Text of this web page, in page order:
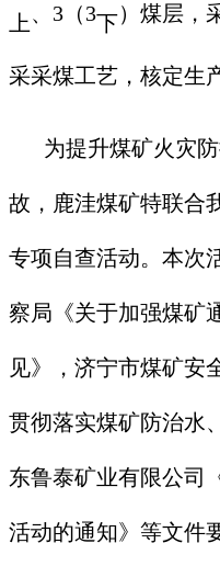
上、3（3下）煤层，
采采煤工艺，核定生
为提升煤矿火灾
故，鹿洼煤矿特联合
专项自查活动。本次
察局《关于加强煤矿
见》，济宁市煤矿安
贯彻落实煤矿防治水
东鲁泰矿业有限公司
活动的通知》等文件